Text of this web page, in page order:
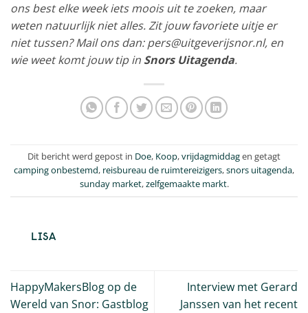
ons best elke week iets moois uit te zoeken, maar
weten natuurlijk niet alles. Zit jouw favoriete uitje er
niet tussen? Mail ons dan: pers@uitgeverijsnor.nl, en
wie weet komt jouw tip in Snors Uitagenda.
Dit bericht werd gepost in Doe, Koop,vrijdagmiddagen getagt
camping onbestemd, reisbureau de ruimtereizigers,snors uitagenda,
sunday market,zelfgemaakte markt.
LISA
HappyMakersBlog op de
Wereld van Snor: Gastblog
Interview met Gerard
Janssen van het recent